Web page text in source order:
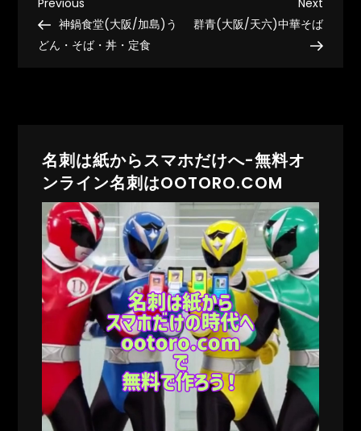
投
稿
ゲ
ー
シ
ョ
ン
Post
Previous
神鍋食堂(大阪/加島)う
どん・そば・丼・定食
Post
Next
群青(大阪/天六)中華そば
名刺は紙からスマホだけへ-無料オ
ンライン名刺はOOTORO.COM